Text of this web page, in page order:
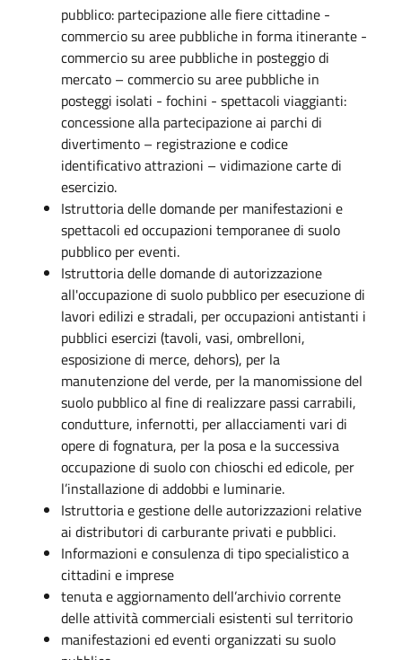
pubblico: partecipazione alle fiere cittadine -
commercio su aree pubbliche in forma itinerante -
commercio su aree pubbliche in posteggio di
mercato – commercio su aree pubbliche in
posteggi isolati - fochini - spettacoli viaggianti:
concessione alla partecipazione ai parchi di
divertimento – registrazione e codice
identificativo attrazioni – vidimazione carte di
esercizio.
Istruttoria delle domande per manifestazioni e
spettacoli ed occupazioni temporanee di suolo
pubblico per eventi.
Istruttoria delle domande di autorizzazione
all'occupazione di suolo pubblico per esecuzione di
lavori edilizi e stradali, per occupazioni antistanti i
pubblici esercizi (tavoli, vasi, ombrelloni,
esposizione di merce, dehors), per la
manutenzione del verde, per la manomissione del
suolo pubblico al fine di realizzare passi carrabili,
condutture, infernotti, per allacciamenti vari di
opere di fognatura, per la posa e la successiva
occupazione di suolo con chioschi ed edicole, per
l’installazione di addobbi e luminarie.
Istruttoria e gestione delle autorizzazioni relative
ai distributori di carburante privati e pubblici.
Informazioni e consulenza di tipo specialistico a
cittadini e imprese
tenuta e aggiornamento dell’archivio corrente
delle attività commerciali esistenti sul territorio
manifestazioni ed eventi organizzati su suolo